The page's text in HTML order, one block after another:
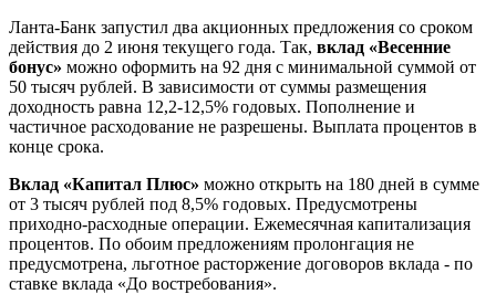
Ланта-Банк запустил два акционных предложения со сроком
действия до 2 июня текущего года. Так, вклад «Весенние
бонус» можно оформить на 92 дня с минимальной суммой от
50 тысяч рублей. В зависимости от суммы размещения
доходность равна 12,2-12,5% годовых. Пополнение и
частичное расходование не разрешены. Выплата процентов в
конце срока.
Вклад «Капитал Плюс» можно открыть на 180 дней в сумме
от 3 тысяч рублей под 8,5% годовых. Предусмотрены
приходно-расходные операции. Ежемесячная капитализация
процентов. По обоим предложениям пролонгация не
предусмотрена, льготное расторжение договоров вклада - по
ставке вклада «До востребования».